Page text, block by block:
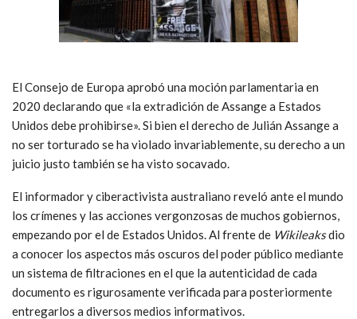
El Consejo de Europa aprobó una moción parlamentaria en
2020 declarando que «la extradición de Assange a Estados
Unidos debe prohibirse». Si bien el derecho de Julián Assange a
no ser torturado se ha violado invariablemente, su derecho a un
juicio justo también se ha visto socavado.
El informador y ciberactivista australiano reveló ante el mundo
los crímenes y las acciones vergonzosas de muchos gobiernos,
empezando por el de Estados Unidos. Al frente de Wikileaksdio
a conocer los aspectos más oscuros del poder público mediante
un sistema de filtraciones en el que la autenticidad de cada
documento es rigurosamente verificada para posteriormente
entregarlos a diversos medios informativos.